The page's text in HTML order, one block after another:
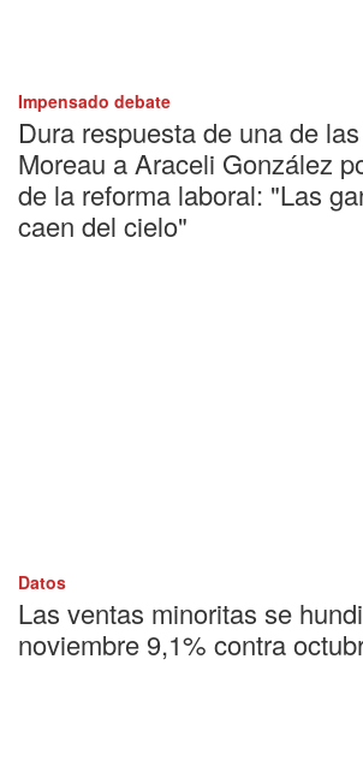
Impensado debate
Dura respuesta de una de
Moreau a Araceli González
de la reforma laboral: "Las
caen del cielo"
Datos
Las ventas minoritas se
noviembre 9,1% contra